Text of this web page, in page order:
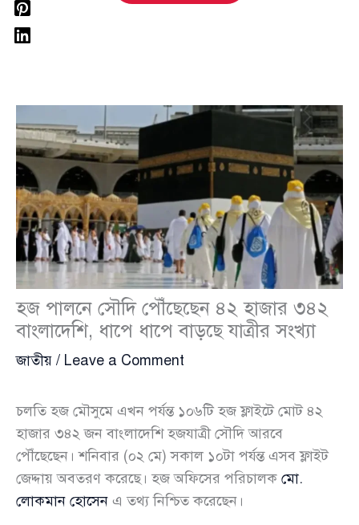
হজ পালনে সৌদি পৌঁছেছেন ৪২ হাজার ৩৪২
বাংলাদেশি, ধাপে ধাপে বাড়ছে যাত্রীর সংখ্যা
জাতীয় / Leave a Comment
চলতি হজ মৌসুমে এখন পর্যন্ত ১০৬টি হজ ফ্লাইটে মোট ৪২
হাজার ৩৪২ জন বাংলাদেশি হজযাত্রী সৌদি আরবে
পৌঁছেছেন। শনিবার (০২ মে) সকাল ১০টা পর্যন্ত এসব ফ্লাইট
জেদ্দায় অবতরণ করেছে। হজ অফিসের পরিচালক মো.
লোকমান হোসেন এ তথ্য নিশ্চিত করেছেন।